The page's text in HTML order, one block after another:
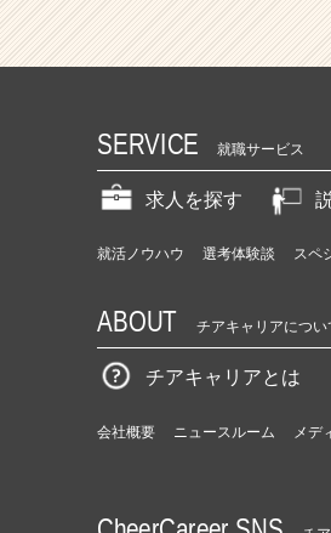
SERVICE 就職サービス
求人を探す
就活ノウハウ 選考体験談 スペ
ABOUT チアキャリアについ
チアキャリアとは
会社概要 ニュースルーム メデ